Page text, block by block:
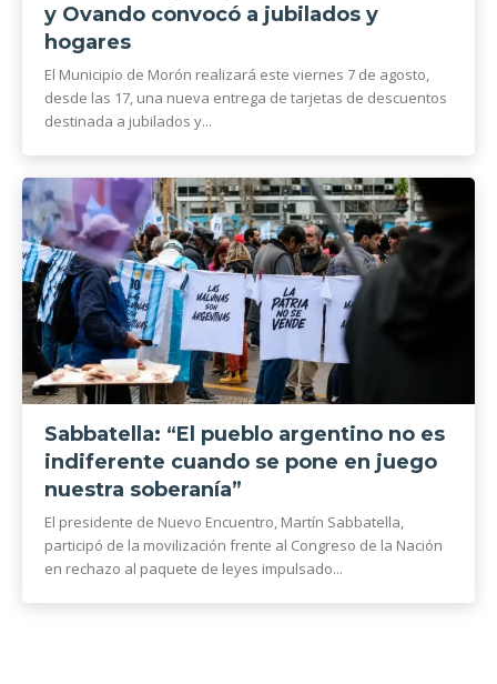
y Ovando convocó a jubilados y
hogares
El Municipio de Morón realizará este viernes 7 de agosto,
desde las 17, una nueva entrega de tarjetas de descuentos
destinada a jubilados y...
Sabbatella: “El pueblo argentino no es
indiferente cuando se pone en juego
nuestra soberanía”
El presidente de Nuevo Encuentro, Martín Sabbatella,
participó de la movilización frente al Congreso de la Nación
en rechazo al paquete de leyes impulsado...